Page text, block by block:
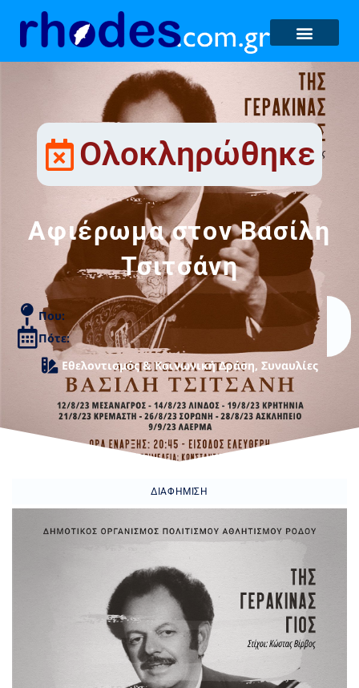
Ολοκληρώθηκε
Αφιέρωμα στον Βασίλη
Τσιτσάνη
Που:
Πότε:
Εθελοντισμός & Κοινωνική Δράση, Συναυλίες
ΔΙΑΦΉΜΙΣΗ